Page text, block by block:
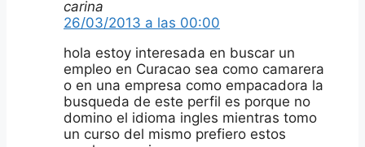
carina
26/03/2013 a las 00:00
hola estoy interesada en buscar un
empleo en Curacao sea como camarera
o en una empresa como empacadora la
busqueda de este perfil es porque no
domino el idioma ingles mientras tomo
un curso del mismo prefiero estos